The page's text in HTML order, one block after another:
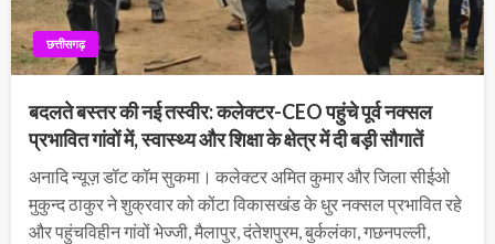
छत्तीसगढ़
बदलते बस्तर की नई तस्वीर: कलेक्टर-CEO पहुंचे पूर्व नक्सल
प्रभावित गांवों में, स्वास्थ्य और शिक्षा के क्षेत्र में दी बड़ी सौगातें
अनादि न्यूज़ डॉट कॉम सुकमा। कलेक्टर अमित कुमार और जिला सीईओ
मुकुन्द ठाकुर ने शुक्रवार को कोंटा विकासखंड के धुर नक्सल प्रभावित रहे
और पहुंचविहीन गांवों भेज्जी, मैलापुर, दंतेशपुरम, बुर्कलंका, गछनपल्ली,